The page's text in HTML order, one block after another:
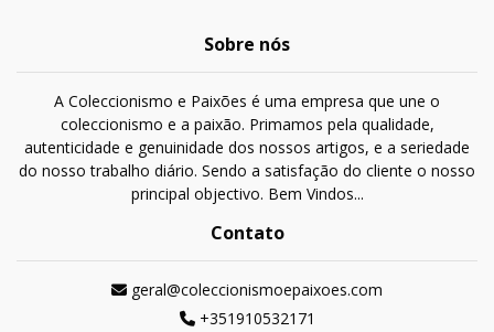
Sobre nós
A Coleccionismo e Paixões é uma empresa que une o
coleccionismo e a paixão. Primamos pela qualidade,
autenticidade e genuinidade dos nossos artigos, e a seriedade
do nosso trabalho diário. Sendo a satisfação do cliente o nosso
principal objectivo. Bem Vindos...
Contato
geral@coleccionismoepaixoes.com
+351910532171